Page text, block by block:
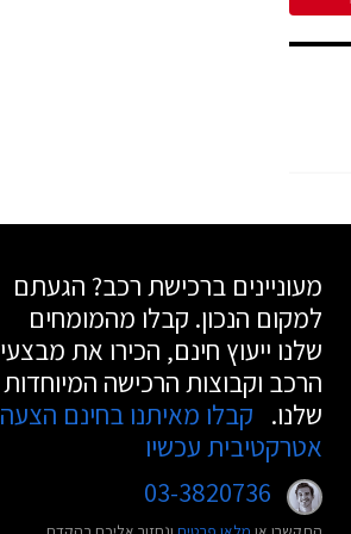
מעוניינים ברכישת רכב? הגעתם
למקום הנכון. קבלו מהמומחים
שלנו ייעוץ חינם, הכירו את מבצעי
הרכב וקבוצות הרכישה המיוחדות
שלנו. קבלו מאיתנו בחינם הצעה
אטרקטיבית עכשיו
03-3820736